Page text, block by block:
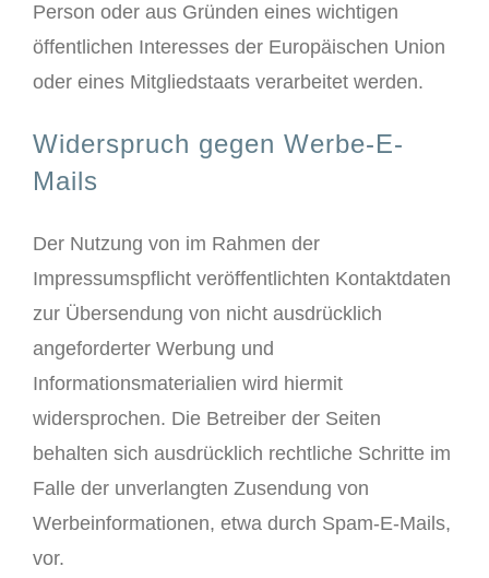
Person oder aus Gründen eines wichtigen
öffentlichen Interesses der Europäischen Union
oder eines Mitgliedstaats verarbeitet werden.
Widerspruch gegen Werbe-E-
Mails
Der Nutzung von im Rahmen der
Impressumspflicht veröffentlichten Kontaktdaten
zur Übersendung von nicht ausdrücklich
angeforderter Werbung und
Informationsmaterialien wird hiermit
widersprochen. Die Betreiber der Seiten
behalten sich ausdrücklich rechtliche Schritte im
Falle der unverlangten Zusendung von
Werbeinformationen, etwa durch Spam-E-Mails,
vor.